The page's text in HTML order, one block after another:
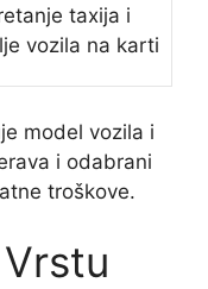
taxija i
vozila na karti
model vozila i
i odabrani
troškove.